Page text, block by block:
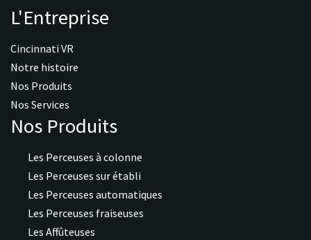
L'Entreprise
Cincinnati VR
Notre histoire
Nos Produits
Nos Services
Nos Produits
Les Perceuses à colonne
Les Perceuses sur établi
Les Perceuses automatiques
Les Perceuses fraiseuses
Les Affûteuses